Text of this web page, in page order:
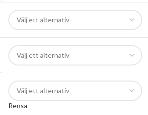
Rensa